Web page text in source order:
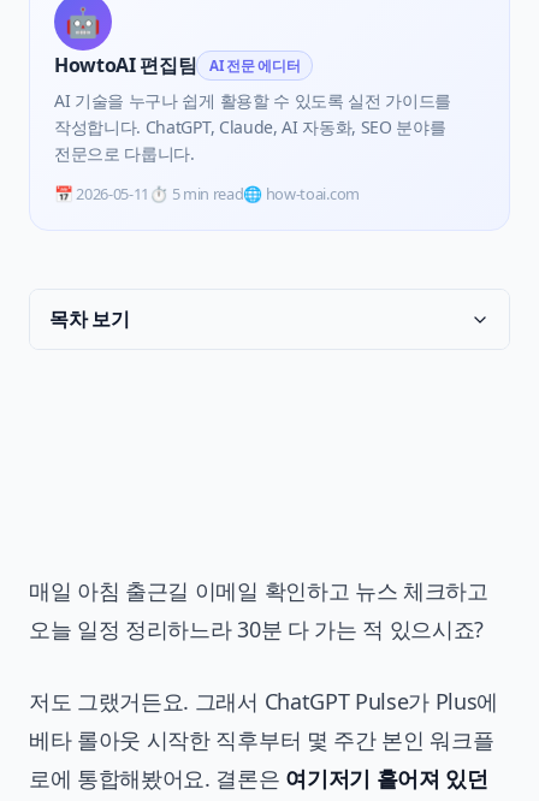
🤖
HowtoAI 편집팀 AI 전문 에디터
AI 기술을 누구나 쉽게 활용할 수 있도록 실전 가이드를
작성합니다. ChatGPT, Claude, AI 자동화, SEO 분야를
전문으로 다룹니다.
📅2026-05-11 ⏱️ 5 min read🌐 how-toai.com
목차 보기
매일 아침 출근길 이메일 확인하고 뉴스 체크하고
오늘 일정 정리하느라 30분 다 가는 적 있으시죠?
저도 그랬거든요. 그래서 ChatGPT Pulse가 Plus에
베타 롤아웃 시작한 직후부터 몇 주간 본인 워크플
로에 통합해봤어요. 결론은 여기저기 흩어져 있던